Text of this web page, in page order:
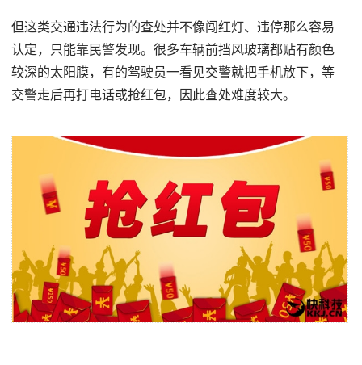
但这类交通违法行为的查处并不像闯红灯、违停那么容易
认定，只能靠民警发现。很多车辆前挡风玻璃都贴有颜色
较深的太阳膜，有的驾驶员一看见交警就把手机放下，等
交警走后再打电话或抢红包，因此查处难度较大。